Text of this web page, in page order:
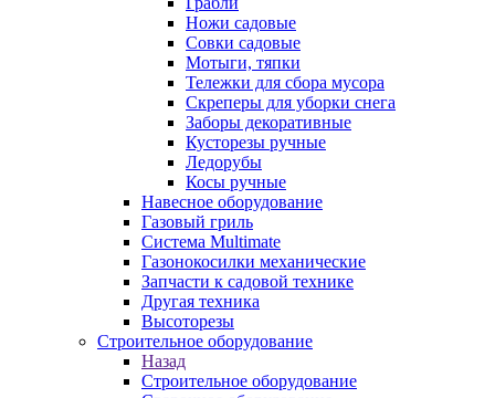
Ножи садовые
Совки садовые
Мотыги, тяпки
Тележки для сбора мусора
Скреперы для уборки снега
Заборы декоративные
Кусторезы ручные
Ледорубы
Косы ручные
Навесное оборудование
Газовый гриль
Система Multimate
Газонокосилки механические
Запчасти к садовой технике
Другая техника
Высоторезы
Строительное оборудование
Назад
Строительное оборудование